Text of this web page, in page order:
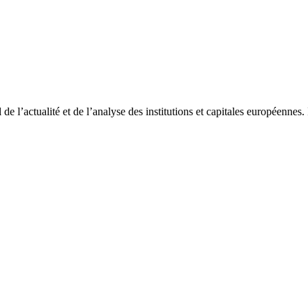
l’actualité et de l’analyse des institutions et capitales